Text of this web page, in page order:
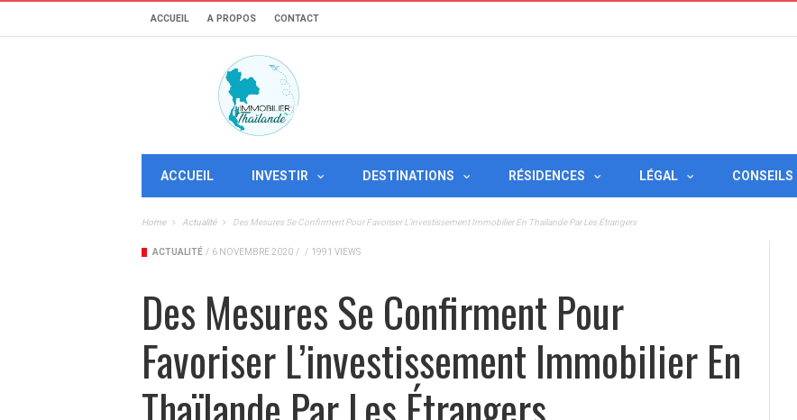
ACCUEIL A PROPOS CONTACT
ACCUEIL INVESTIR DESTINATIONS RÉSIDENCES LÉGAL CONSEILS
Home Actualité Des Mesures Se Confirment Pour Favoriser L’investissement Immobilier En Thaïlande Par Les Étrangers
ACTUALITÉ / 6 NOVEMBRE 2020 / / 1991 VIEWS
Des Mesures Se Confirment Pour
Favoriser L’investissement Immobilier En